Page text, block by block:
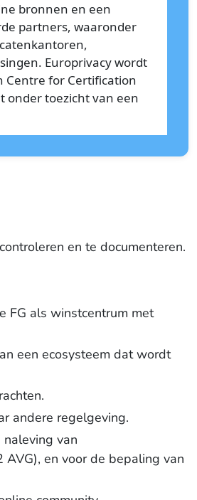
bronnen en een
partners, waaronder
Europrivacy wordt
Centre for Certification
onder toezicht van een
en te documenteren.
FG als winstcentrum met
een ecosysteem dat wordt
andere regelgeving.
van
en voor de bepaling van